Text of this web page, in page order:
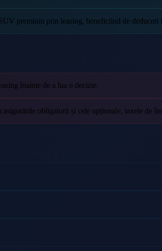
premium prin leasing, beneficiind de deduceri
înainte de a lua o decizie.
asigurările obligatorii și cele opționale, taxele de